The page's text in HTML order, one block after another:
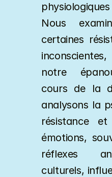
Nous
certaines
notre
cours de la
analysons la
résistance
émotions,
réflexes
culturels,